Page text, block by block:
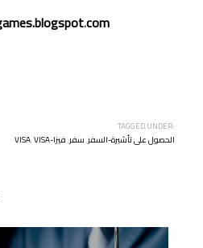
.com
TAGGED UNDER:
VISA, VISA-الحصول على تأشيرة-السفر,سفر,فيزا